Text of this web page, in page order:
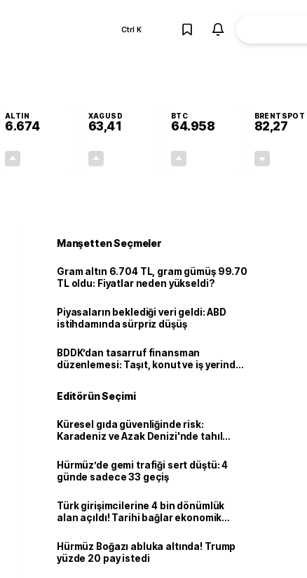
Ctrl K
ALTIN
6.674
XAGUSD
63,41
BTC
64.958
BRENTSPOT
82,27
Manşetten Seçmeler
Gram altın 6.704 TL, gram gümüş 99.70
TL oldu: Fiyatlar neden yükseldi?
Piyasaların beklediği veri geldi: ABD
istihdamında sürpriz düşüş
BDDK’dan tasarruf finansman
düzenlemesi: Taşıt, konut ve iş yerinde
Editörün Seçimi
Küresel gıda güvenliğinde risk:
Karadeniz ve Azak Denizi'nde tahıl
Hürmüz’de gemi trafiği sert düştü: 4
günde sadece 33 geçiş
Türk girişimcilerine 4 bin dönümlük
alan açıldı! Tarihi bağlar ekonomik
Hürmüz Boğazı abluka altında! Trump
yüzde 20 pay istedi